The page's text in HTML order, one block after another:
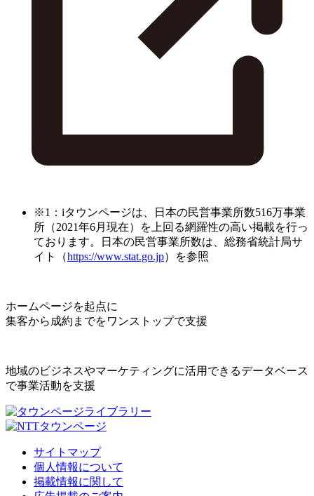
※1：iタウンページは、日本の民営事業所数516万事業
所（2021年6月現在）を上回る網羅性の高い掲載を行っ
ております。日本の民営事業所数は、総務省統計局サ
イト（https://www.stat.go.jp）を参照
ホームページを起点に
集客から成約までをワンストップで支援
地域のビジネスやマーケティングに活用できるデータベース
で事業活動を支援
サイトマップ
個人情報について
掲載情報に関して